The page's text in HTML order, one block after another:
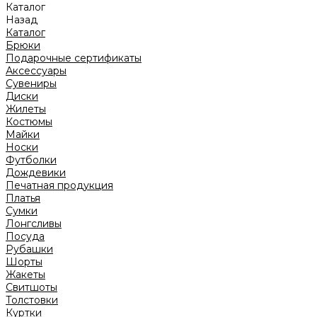
Каталог
Назад
Каталог
Брюки
Подарочные сертификаты
Аксессуары
Сувениры
Диски
Жилеты
Костюмы
Майки
Носки
Футболки
Дождевики
Печатная продукция
Платья
Сумки
Лонгсливы
Посуда
Рубашки
Шорты
Жакеты
Свитшоты
Толстовки
Куртки